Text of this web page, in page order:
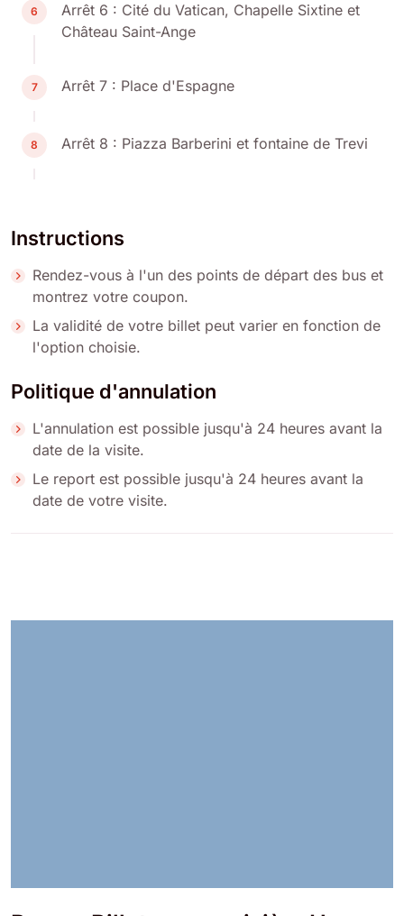
6
Arrêt 6 : Cité du Vatican, Chapelle Sixtine et
Château Saint-Ange
7 Arrêt 7 : Place d'Espagne
8 Arrêt 8 : Piazza Barberini et fontaine de Trevi
Instructions
Rendez-vous à l'un des points de départ des bus et
montrez votre coupon.
La validité de votre billet peut varier en fonction de
l'option choisie.
Politique d'annulation
L'annulation est possible jusqu'à 24 heures avant la
date de la visite.
Le report est possible jusqu'à 24 heures avant la
date de votre visite.